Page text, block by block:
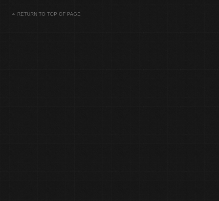
RETURN TO TOP OF PAGE